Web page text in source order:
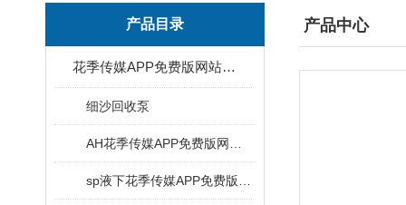
产品目录
花季传媒APP免费版网站下载安装
细沙回收泵
产品中心